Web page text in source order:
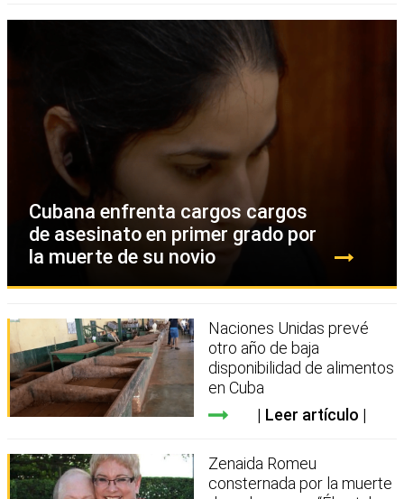
Cubana enfrenta cargos cargos
de asesinato en primer grado por
la muerte de su novio
Naciones Unidas prevé
otro año de baja
disponibilidad de alimentos
en Cuba
Leer artículo
Zenaida Romeu
consternada por la muerte